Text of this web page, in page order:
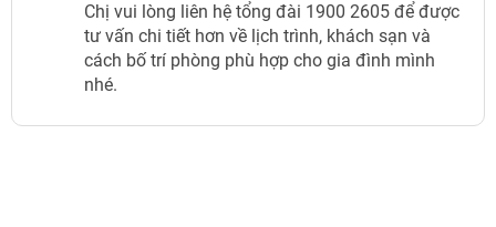
Chị vui lòng liên hệ tổng đài 1900 2605 để được
tư vấn chi tiết hơn về lịch trình, khách sạn và
cách bố trí phòng phù hợp cho gia đình mình
nhé.